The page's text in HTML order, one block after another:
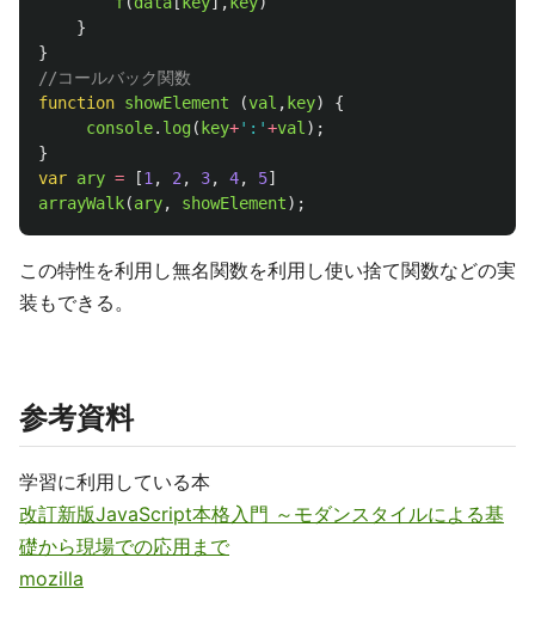
}
}
//コールバック関数
function showElement (val , key)
{
console. log( key+' : '+val );
}
var ary = [1 , 2 , 3, 4, 5]
arrayWalk(ary, showElement);
この特性を利用し無名関数を利用し使い捨て関数などの実
装もできる。
参考資料
学習に利用している本
改訂新版JavaScript本格入門 ～モダンスタイルによる基
礎から現場での応用まで
mozilla